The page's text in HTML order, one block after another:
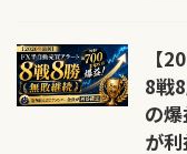
【
8戦
の
が